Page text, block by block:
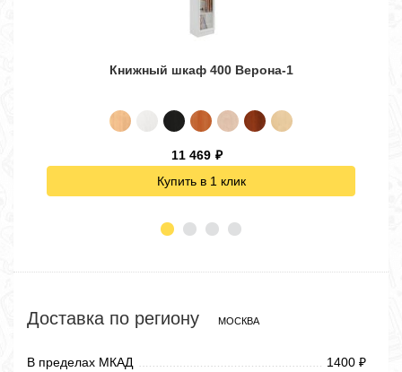
Книжный шкаф 400 Верона-1
11 469 ₽
Купить в 1 клик
Доставка по региону МОСКВА
В пределах МКАД 1400 ₽